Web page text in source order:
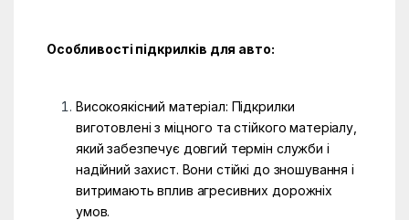
Особливості підкрилків для авто:
Високоякісний матеріал: Підкрилки
виготовлені з міцного та стійкого матеріалу,
який забезпечує довгий термін служби і
надійний захист. Вони стійкі до зношування і
витримають вплив агресивних дорожніх
умов.